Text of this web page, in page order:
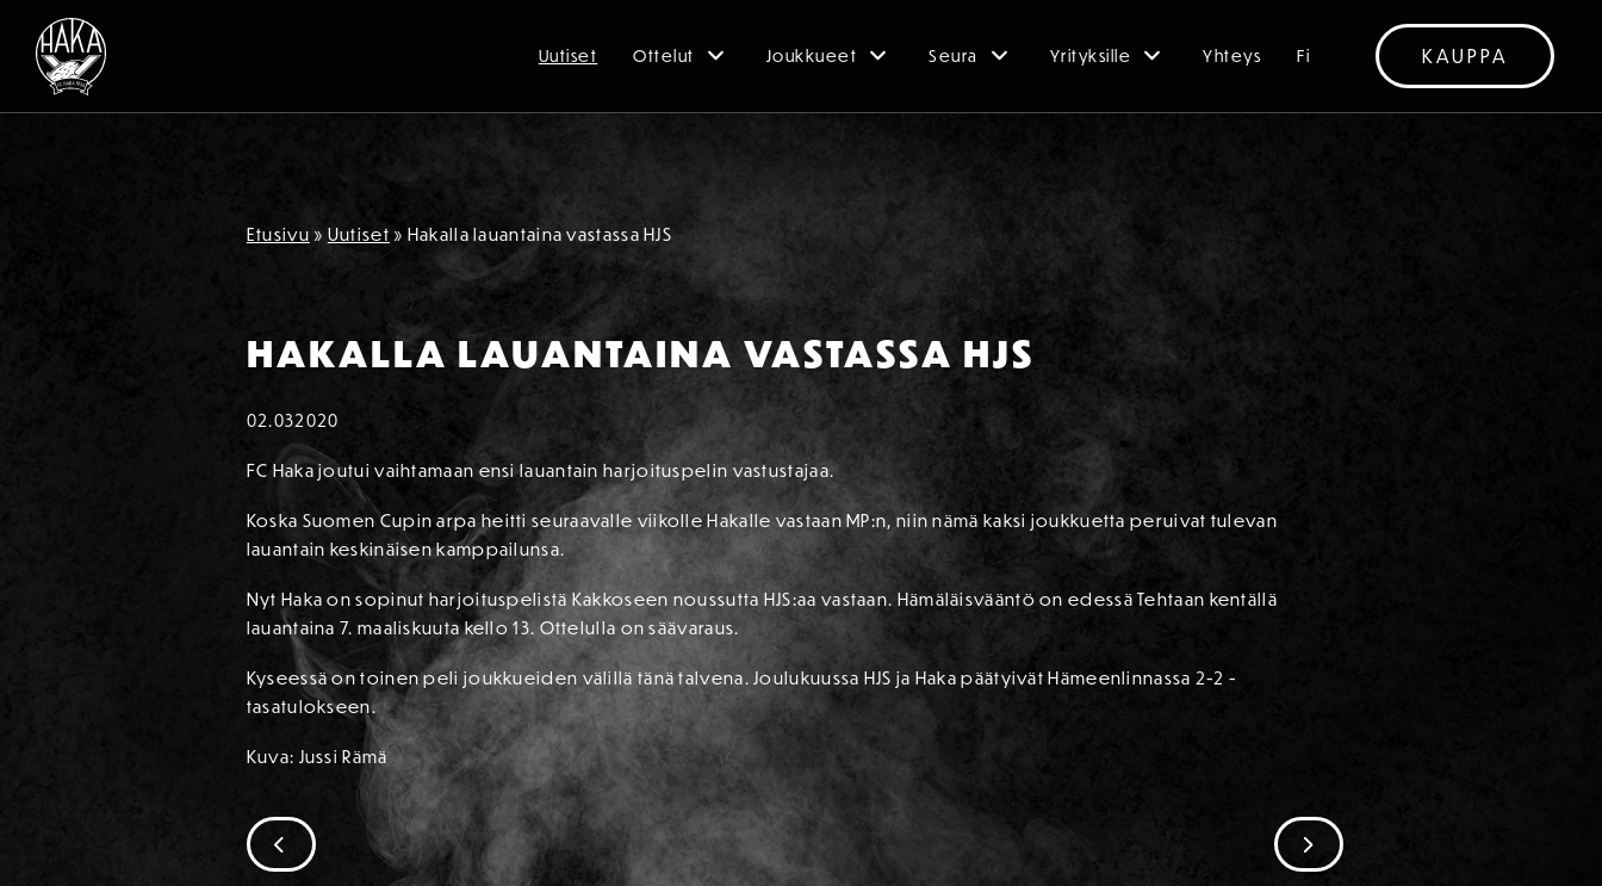
Siirry sisältöön
Uutiset Ottelut Joukkueet Seura Yrityksille Yhteys Fi KAUPPA
Etusivu » Uutiset » Hakalla lauantaina vastassa HJS
HAKALLA LAUANTAINA VASTASSA HJS
02.032020
FC Haka joutui vaihtamaan ensi lauantain harjoituspelin vastustajaa.
Koska Suomen Cupin arpa heitti seuraavalle viikolle Hakalle vastaan MP:n, niin nämä kaksi joukkuetta peruivat tulevan
lauantain keskinäisen kamppailunsa.
Nyt Haka on sopinut harjoituspelistä Kakkoseen noussutta HJS:aa vastaan. Hämäläisvääntö on edessä Tehtaan kentällä
lauantaina 7. maaliskuuta kello 13. Ottelulla on säävaraus.
Kyseessä on toinen peli joukkueiden välillä tänä talvena. Joulukuussa HJS ja Haka päätyivät Hämeenlinnassa 2-2 -
tasatulokseen.
Kuva: Jussi Rämä
SIIRRY SEURAAVAAN
SIIRRY EDELLISEEN